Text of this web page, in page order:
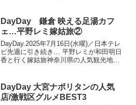
厳選！浅草あったかグルメ出演者：武田
真一、...
DayDay 鎌倉 映える足湯カフ
ェ…平野レミ嫁姑旅②
DayDay.2025年7月16日(水曜)／日本テレ
ビ先週に引き続き… 平野レミが和田明日
香と行く嫁姑旅神奈川県の人気観光地・
平野レミ嫁姑旅平野レミ＆和田明日...
DayDay 大宮ナポリタンの人気
店/激戦区グルメBEST3